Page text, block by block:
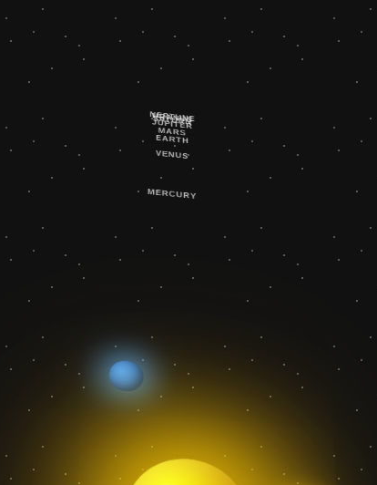
MERCURY
VENUS
EARTH
MARS
JUPITER
SATURN
URANUS
NEPTUNE